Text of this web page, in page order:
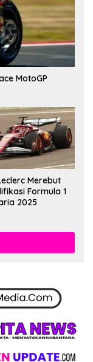
MotoGP
Merebut
Formula 1
2025